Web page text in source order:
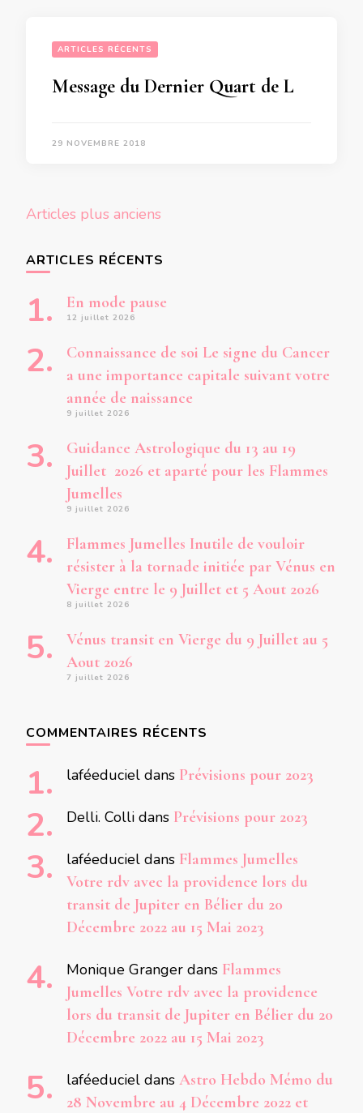
ARTICLES RÉCENTS
29 NOVEMBRE 2018
Navigation
articles
Articles plus anciens
ARTICLES RÉCENTS
En mode pause
12 juillet 2026
Connaissance de soi Le signe du Cancer
a une importance capitale suivant votre
année de naissance
9 juillet 2026
Guidance Astrologique du 13 au 19
Juillet 2026 et aparté pour les Flammes
Jumelles
9 juillet 2026
Flammes Jumelles Inutile de vouloir
résister à la tornade initiée par Vénus en
Vierge entre le 9 Juillet et 5 Aout 2026
8 juillet 2026
Vénus transit en Vierge du 9 Juillet au 5
Aout 2026
7 juillet 2026
COMMENTAIRES RÉCENTS
laféeduciel dans Prévisions pour 2023
Delli. Colli dans Prévisions pour 2023
laféeduciel dans Flammes Jumelles
Votre rdv avec la providence lors du
transit de Jupiter en Bélier du 20
Décembre 2022 au 15 Mai 2023
Monique Granger dans Flammes
Jumelles Votre rdv avec la providence
lors du transit de Jupiter en Bélier du 20
Décembre 2022 au 15 Mai 2023
laféeduciel dans Astro Hebdo Mémo du
28 Novembre au 4 Décembre 2022 et